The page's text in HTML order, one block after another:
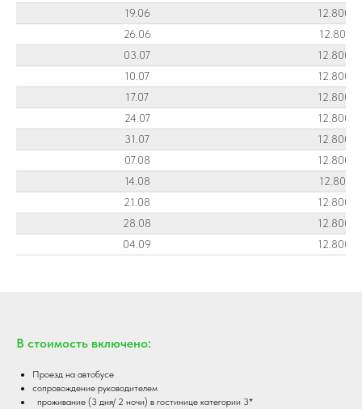
19.06
12.800
26.06
03.07
12.800
10.07
12.800
17.07
12.800
24.07
12.800
31.07
12.800
07.08
12.800
14.08
21.08
12.800
28.08
12.800
04.09
12.800
В стоимость включено:
Проезд на автобусе
сопровождение руководителем
проживание (3 дня/ 2 ночи) в гостинице категории 3*